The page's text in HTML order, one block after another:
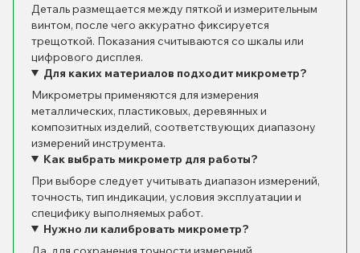
Деталь размещается между пяткой и измерительным
винтом, после чего аккуратно фиксируется
трещоткой. Показания считываются со шкалы или
цифрового дисплея.
Для каких материалов подходит микрометр?
Микрометры применяются для измерения
металлических, пластиковых, деревянных и
композитных изделий, соответствующих диапазону
измерений инструмента.
Как выбрать микрометр для работы?
При выборе следует учитывать диапазон измерений,
точность, тип индикации, условия эксплуатации и
специфику выполняемых работ.
Нужно ли калибровать микрометр?